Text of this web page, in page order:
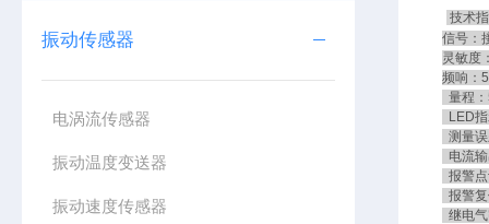
振动传感器
电涡流传感器
振动温度变送器
振动速度传感器
技术
信号：
灵敏度
频响：
量程
LED
测量
电流
报警
报警
继电